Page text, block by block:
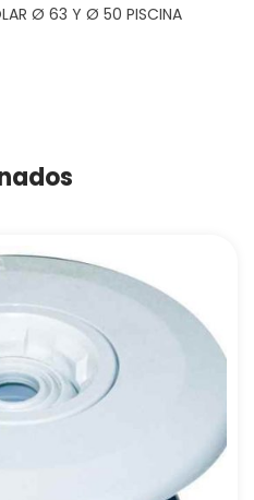
Ø 63 Y Ø 50 PISCINA